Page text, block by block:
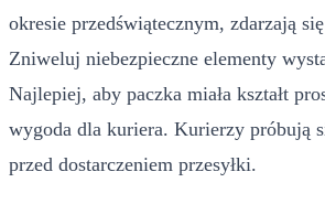
okresie przedświątecznym, zdarzają
Zniweluj niebezpieczne elementy
Najlepiej, aby paczka miała kształt
wygoda dla kuriera. Kurierzy próbują
przed dostarczeniem przesyłki.